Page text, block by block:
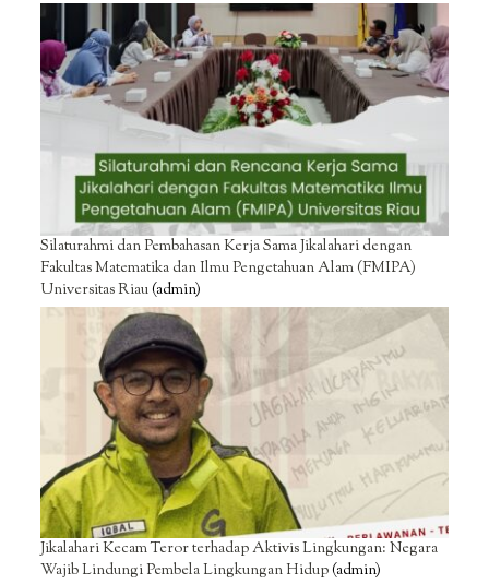
Silaturahmi dan Pembahasan Kerja Sama Jikalahari dengan
Fakultas Matematika dan Ilmu Pengetahuan Alam (FMIPA)
Universitas Riau(admin)
Jikalahari Kecam Teror terhadap Aktivis Lingkungan: Negara
Wajib Lindungi Pembela Lingkungan Hidup(admin)